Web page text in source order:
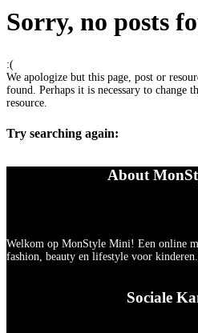
Sorry, no posts
:(
We apologize but this page, post or
found. Perhaps it is necessary to change
resource.
Try searching again:
About
Welkom op MonStyle Mini! Een online
fashion, beauty en lifestyle voor kinderen.
Sociale